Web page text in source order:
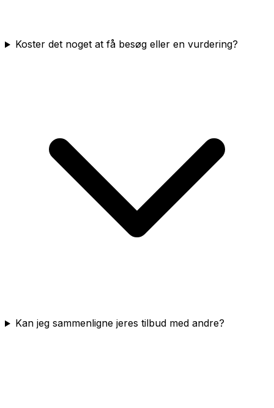
Koster det noget at få besøg eller en vurdering?
Kan jeg sammenligne jeres tilbud med andre?